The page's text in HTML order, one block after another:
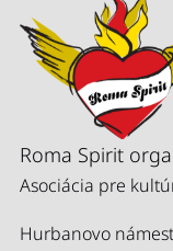
Roma Spirit
Asociácia pre
Hurbanovo